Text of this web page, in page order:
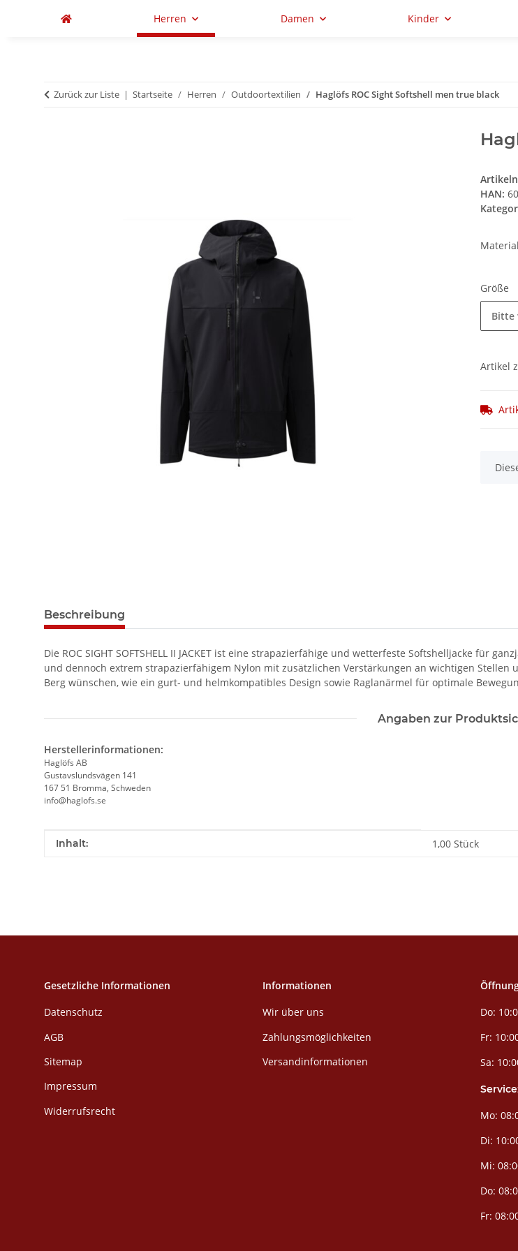
Herren Damen Kinder
Zurück zur Liste Startseite Herren Outdoortextilien Haglöfs ROC Sight Softshell men true black
HAN:
Größe
Bitte
Artikel
x
Beschreibung
Die ROC SIGHT SOFTSHELL II JACKET ist eine strapazierfähige und wetterfeste Softshelljacke für
und dennoch extrem strapazierfähigem Nylon mit zusätzlichen Verstärkungen an wichtigen Stellen
Berg wünschen, wie ein gurt- und helmkompatibles Design sowie Raglanärmel für optimale
Angaben zur
Herstellerinformationen:
Haglöfs AB
Gustavslundsvägen 141
167 51 Bromma, Schweden
info@haglofs.se
Produkteigenschaft
Wert
Inhalt: 1,00 Stück
Gesetzliche Informationen
Datenschutz
AGB
Sitemap
Impressum
Widerrufsrecht
Informationen
Wir über uns
Zahlungsmöglichkeiten
Versandinformationen
Do:
Fr:
Sa:
Mo:
Di:
Mi:
Do:
Fr: